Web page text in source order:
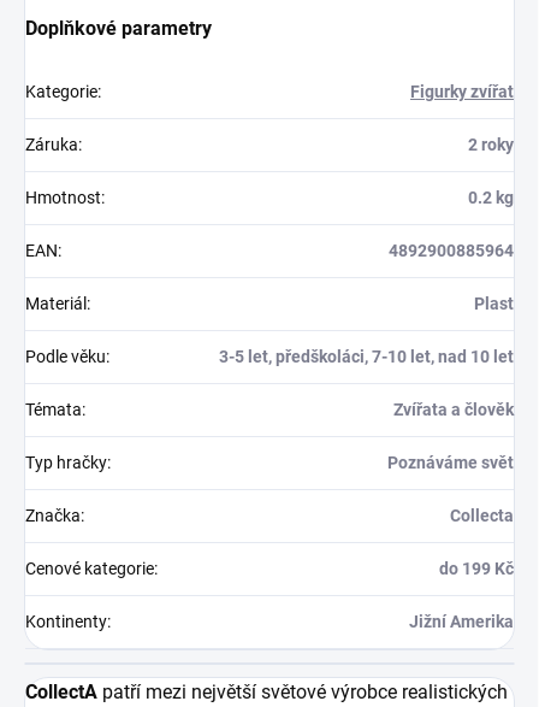
Doplňkové parametry
Kategorie: Figurky zvířat
Záruka: 2 roky
Hmotnost: 0.2 kg
EAN: 4892900885964
Materiál : Plast
Podle věku: 3-5 let, předškoláci, 7-10 let, nad 10 let
Témata: Zvířata a člověk
Typ hračky: Poznáváme svět
Značka: Collecta
Cenové kategorie: do 199 Kč
Kontinenty: Jižní Amerika
CollectA patří mezi největší světové výrobce realistických